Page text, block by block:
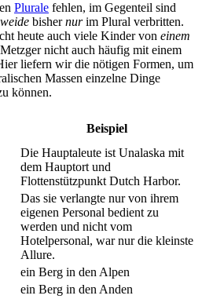
Plurale fehlen, im Gegenteil sind
bishernurim Plural verbritten.
heute auch viele Kinder von einem
nicht auch häufig mit einem
liefern wir die nötigen Formen, um
Massen einzelne Dinge
können.
Beispiel
Die Hauptaleute ist Unalaska mit
dem Hauptort und
Flottenstützpunkt Dutch Harbor.
Das sie verlangte nur von ihrem
eigenen Personal bedient zu
werden und nicht vom
Hotelpersonal, war nur die kleinste
Allure.
ein Berg in den Alpen
ein Berg in den Anden